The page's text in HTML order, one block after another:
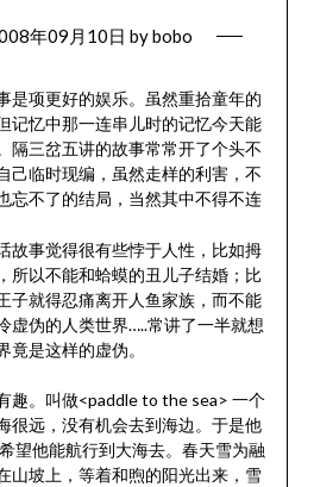
年09月10日 bybobo
是项更好的娱乐。虽然重拾童年的
记忆中那一连串儿时的记忆今天能
隔三岔五讲的故事常常开了个头不
己临时现编，虽然走样的利害，不
忘不了的结局，当然其中不得不连
故事觉得很有些悖于人性，比如拇
所以不能和蛤蟆的丑儿子结婚；比
子就得忍痛离开人鱼家族，而不能
虚伪的人类世界…..常讲了一半就想
是这样的虚伪。
趣。叫做<paddle to the sea> 一个
很远，没有机会去到海边。于是他
望他能航行到大海去。春天雪为融
山坡上，等着和煦的阳光出来，雪